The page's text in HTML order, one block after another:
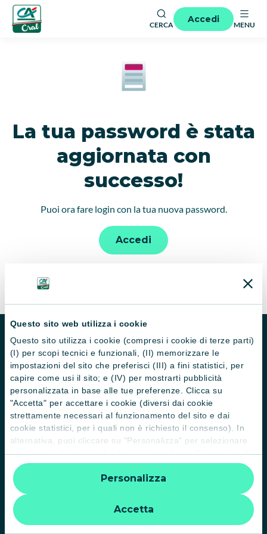
Questo sito web utilizza i cookie
Questo sito utilizza i cookie (compresi i cookie di terze parti)
(I) per scopi tecnici e funzionali, (II) memorizzare le
impostazioni del sito che preferisci (III) a fini statistici, per
capire come usi il sito; e (IV) per mostrarti pubblicità
personalizzata in base alle tue preferenze. Clicca su
"Accetta" per accettare i cookie (diversi dai cookie
strettamente necessari al funzionamento del sito e dai
cookie statistici, per i quali non è richiesto il consenso). In
alternativa, puoi cliccare su "Personalizza" per selezionare
le categorie di cookie che desideri accettare. Cliccando sulla
“X” le impostazioni predefinite vengono lasciate invariate e
quindi la navigazione può continuare senza cookie o altri
strumenti di tracciamento diversi da quelli tecnici. Per
ulteriori informazioni:
informativa privacy
Accetta
Personalizza
CERCA
Accedi
MENU
La tua password è stata
aggiornata con
successo!
Puoi ora fare login con la tua nuova password.
Accedi
Homepage Recupero Password
CRAL CA Italia APS
Via La Spezia 138 - 43126 Parma
Manuali utenti
Chi siamo
Impostazione cookie